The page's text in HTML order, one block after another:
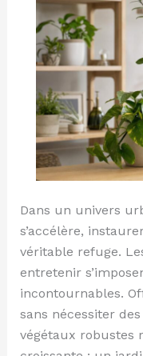
Dans un univers
s’accélère,
véritable refuge.
entretenir
incontournables.
sans nécessiter
végétaux robustes
entretenir